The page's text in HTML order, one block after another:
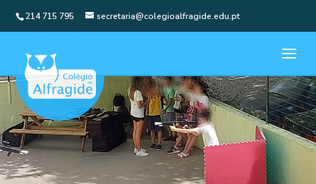
214 715 795 secretaria@colegioalfragide.edu.pt